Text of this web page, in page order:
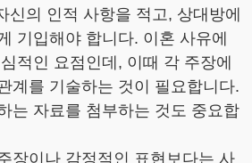
신의 인적 사항을 적고, 상대방에
기입해야 합니다. 이혼 사유에
적인 요점인데, 이때 각 주장에
계를 기술하는 것이 필요합니다.
는 자료를 첨부하는 것도 중요합
장이나 감정적인 표현보다는 사